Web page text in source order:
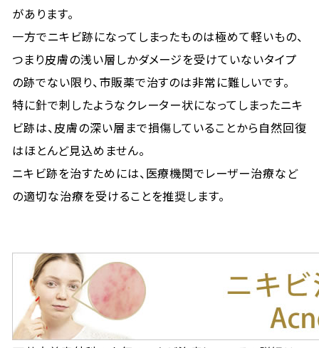
があります。
一方でニキビ跡になってしまったものは極めて軽いもの、
つまり皮膚の浅い層しかダメージを受けていないタイプ
の跡でない限り、市販薬で治すのは非常に難しいです。
特に針で刺したようなクレーター状になってしまったニキ
ビ跡は、皮膚の深い層まで損傷していることから自然回復
はほとんど見込めません。
ニキビ跡を治すためには、医療機関でレーザー治療など
の適切な治療を受けることを推奨します。